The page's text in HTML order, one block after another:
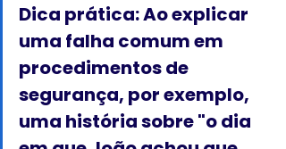
Dica prática: Ao explicar
uma falha comum em
procedimentos de
segurança, por exemplo,
uma história sobre "o dia